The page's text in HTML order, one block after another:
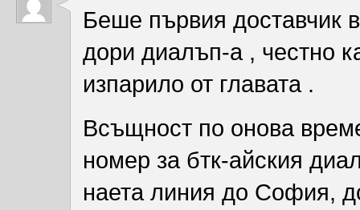
Беше първия доставчик
дори диалъп-а , честно
изпарило от главата .
Всъщност по онова
номер за бтк-айския
наета линия до София,